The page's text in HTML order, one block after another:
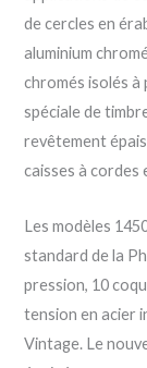
de cercles en
aluminium
chromés isolés à
spéciale de
revêtement
caisses à cordes
Les modèles
standard de la
pression, 10
tension en acier
Vintage. Le